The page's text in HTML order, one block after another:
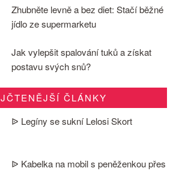
Zhubněte levně a bez diet: Stačí běžné
jídlo ze supermarketu
Jak vylepšit spalování tuků a získat
postavu svých snů?
ČLÁNKY
ᐉ Legíny se sukní Lelosi Skort
ᐉ Kabelka na mobil s peněženkou přes